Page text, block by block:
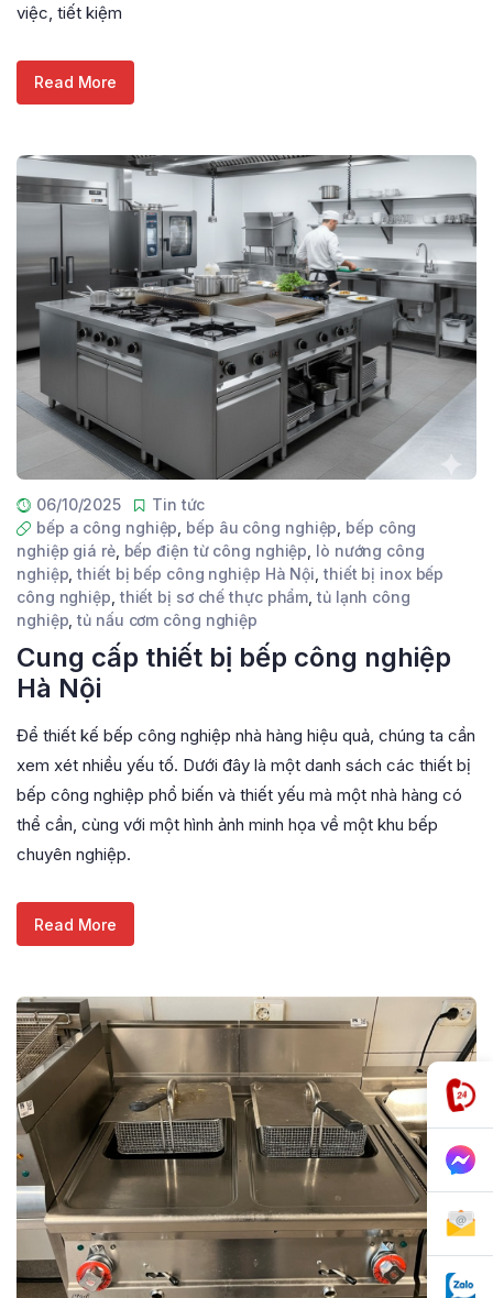
việc, tiết kiệm
Read More
06/10/2025
Tin tức
bếp a công nghiệp, bếp âu công nghiệp, bếp công
nghiệp giá rẻ, bếp điện từ công nghiệp, lò nướng công
nghiệp,thiết bị bếp công nghiệp Hà Nội, thiết bị inox bếp
công nghiệp, thiết bị sơ chế thực phẩm,tủ lạnh công
nghiệp,tủ nấu cơm công nghiệp
Cung cấp thiết bị bếp công nghiệp
Hà Nội
Để thiết kế bếp công nghiệp nhà hàng hiệu quả, chúng ta cần
xem xét nhiều yếu tố. Dưới đây là một danh sách các thiết bị
bếp công nghiệp phổ biến và thiết yếu mà một nhà hàng có
thể cần, cùng với một hình ảnh minh họa về một khu bếp
chuyên nghiệp.
Read More